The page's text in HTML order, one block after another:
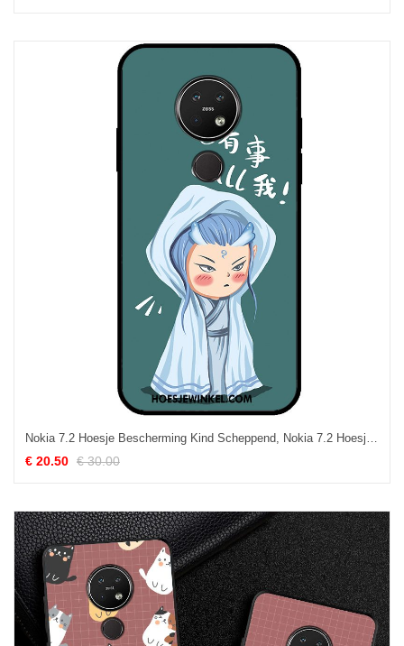
Nokia 7.2 Hoesje Bescherming Kind Scheppend, Nokia 7.2 Hoesje Trendy Merk Mobiele Telefoon
€ 20.50 € 30.00